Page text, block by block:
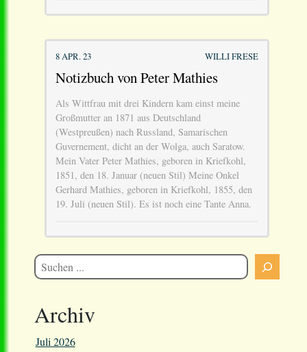
8 APR. 23 WILLI FRESE
Notizbuch von Peter Mathies
Als Wittfrau mit drei Kindern kam einst meine
Großmutter an 1871 aus Deutschland
(Westpreußen) nach Russland, Samarischen
Guvernement, dicht an der Wolga, auch Saratow.
Mein Vater Peter Mathies, geboren in Kriefkohl,
1851, den 18. Januar (neuen Stil) Meine Onkel
Gerhard Mathies, geboren in Kriefkohl, 1855, den
19. Juli (neuen Stil). Es ist noch eine Tante Anna.
Archiv
Juli 2026